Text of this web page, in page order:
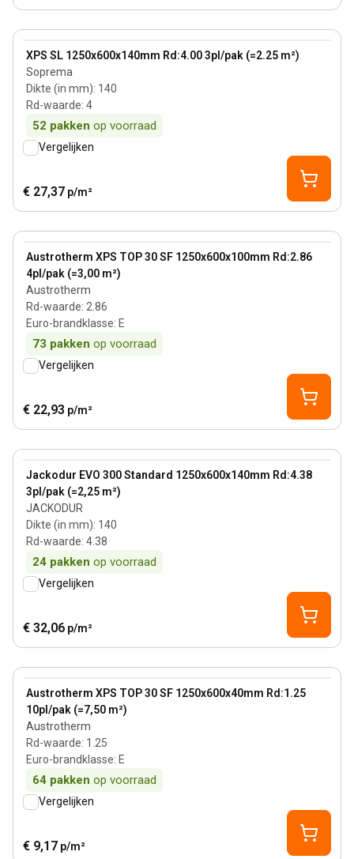
XPS SL 1250x600x140mm Rd:4.00 3pl/pak (=2.25 m²)
Soprema
Dikte (in mm): 140
Rd-waarde: 4
52 pakken op voorraad
View product
Vergelijken
€ 27,37 p/m²
Austrotherm XPS TOP 30 SF 1250x600x100mm Rd:2.86
4pl/pak (=3,00 m²)
Austrotherm
Rd-waarde: 2.86
Euro-brandklasse: E
73 pakken op voorraad
View product
Vergelijken
€ 22,93 p/m²
Jackodur EVO 300 Standard 1250x600x140mm Rd:4.38
3pl/pak (=2,25 m²)
JACKODUR
Dikte (in mm): 140
Rd-waarde: 4.38
24 pakken op voorraad
View product
Vergelijken
€ 32,06 p/m²
Austrotherm XPS TOP 30 SF 1250x600x40mm Rd:1.25
10pl/pak (=7,50 m²)
Austrotherm
Rd-waarde: 1.25
Euro-brandklasse: E
64 pakken op voorraad
View product
Vergelijken
€ 9,17 p/m²